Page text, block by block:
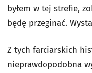
byłem w tej strefie,
będę przeginać.
Z tych farciarskich
nieprawdopodobna